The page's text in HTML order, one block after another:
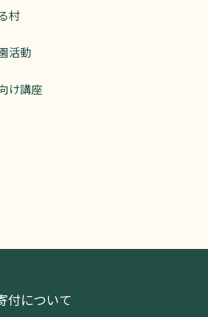
村
活動
け講座
付について